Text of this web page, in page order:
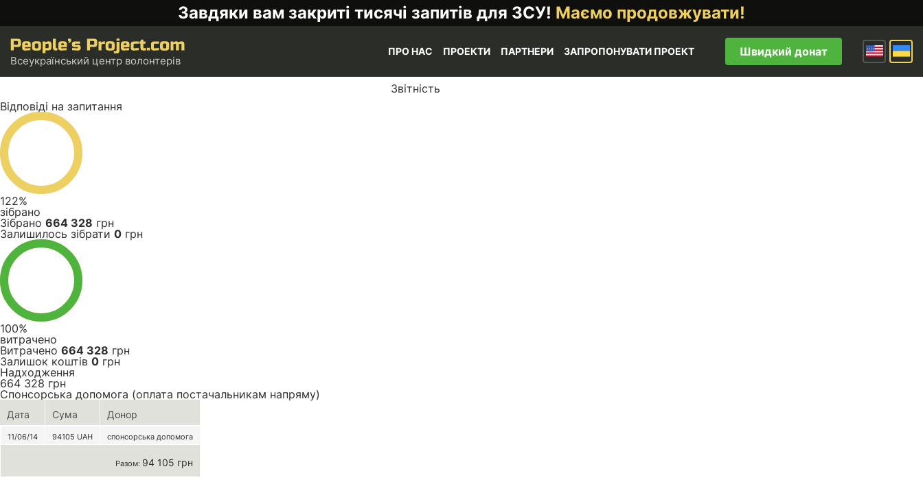
Завдяки вам закриті тисячі запитів для ЗСУ! Маємо продовжувати!
Всеукраїнський центр волонтерів
ПРО НАС ПРОЕКТИ ПАРТНЕРИ ЗАПРОПОНУВАТИ ПРОЕКТ Швидкий донат
Звітність
Відповіді на запитання
122%
зібрано
Зібрано 664 328 грн
Залишилось зібрати 0 грн
100%
витрачено
Витрачено 664 328 грн
Залишок коштів 0 грн
Надходження
664 328 грн
Спонсорська допомога (оплата постачальникам напряму)
Дата Сума Донор
11/06/14 94105 UAH спонсорська допомога
Разом: 94 105 грн